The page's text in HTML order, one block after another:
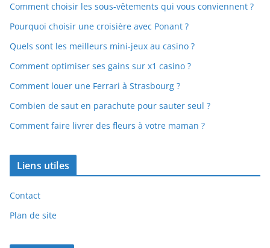
Comment choisir les sous-vêtements qui vous conviennent ?
Pourquoi choisir une croisière avec Ponant ?
Quels sont les meilleurs mini-jeux au casino ?
Comment optimiser ses gains sur x1 casino ?
Comment louer une Ferrari à Strasbourg ?
Combien de saut en parachute pour sauter seul ?
Comment faire livrer des fleurs à votre maman ?
Liens utiles
Contact
Plan de site